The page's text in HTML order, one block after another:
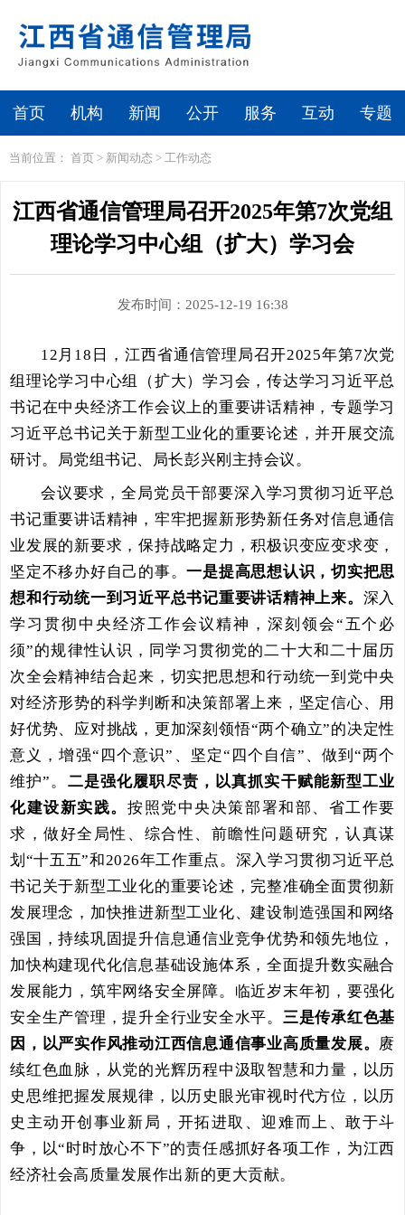
首页 机构 新闻 公开 服务 互动 专题
当前位置： 首页 > 新闻动态 > 工作动态
江西省通信管理局召开2025年第7次党组
理论学习中心组（扩大）学习会
发布时间：2025-12-19 16:38
12 月 18 日，江西省通信管理局召开2025年第7次党
组理论学习中心组（扩大）学习会，传达学习 习近平总
书记在中央经济工作会议上的重要讲话精神 ，专题学习
习近平总书记关于新型工业化的重要论述 ，并开展交流
研讨。局党组书记、局长彭兴刚主持会议。
会议要求，全局党员干部要深入学习贯彻习近平总
书记重要讲话精神，牢牢把握新形势新任务对信息通信
业发展的新要求，保持战略定力，积极识变应变求变，
坚定不移办好自己的事。一是提高思想认识，切实把思
想和行动统一到习近平总书记重要讲话精神上来。 深入
学习贯彻中央经济工作会议精神，深刻领会“五个必
须”的规律性认识，同学习贯彻党的二十大和二十届历
次全会精神结合起来，切实把思想和行动统一到党中央
对经济形势的科学判断和决策部署上来，坚定信心、用
好优势、应对挑战，更加深刻领悟“两个确立”的决定性
意义，增强“四个意识”、坚定“四个自信”、做到“两个
维护”。 二是强化履职尽责，以真抓实干赋能新型工业
化建设新实践。 按照 党 中央 决策部署和部、省工作要
求，做好全局性、综合性、前瞻性问题研究，认真谋
划“十五五”和2026年工作重点。深入学习贯彻习近平总
书记关于新型工业化的重要论述，完整准确全面贯彻新
发展理念，加快推进新型工业化、建设制造强国和网络
强国，持续巩固提升信息通信业竞争优势和领先地位，
加快构建现代化信息基础设施体系，全面提升数实融合
发展能力，筑牢网络安全屏障。临近岁末年初，要强化
安全生产管理，提升全行业安全水平。 三是传承红色基
因，以严实作风推动江西信息通信事业高质量发展。 赓
续红色血脉，从党的光辉历程中汲取智慧和力量，以历
史思维把握发展规律，以历史眼光审视时代方位，以历
史主动开创事业新局， 开拓进取、迎难而上、敢于斗
争，以“时时放心不下”的责任感抓好各项工作，为江西
经济社会高质量发展作出新的更大贡献。